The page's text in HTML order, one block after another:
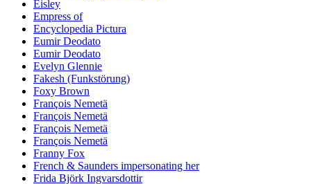
Eisley
Empress of
Encyclopedia Pictura
Eumir Deodato
Eumir Deodato
Evelyn Glennie
Fakesh (Funkstörung)
Foxy Brown
François Nemetä
François Nemetä
François Nemetä
François Nemetä
Franny Fox
French & Saunders impersonating her
Frida Björk Ingvarsdottir